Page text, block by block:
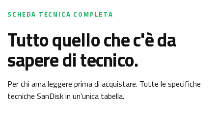
SCHEDA TECNICA COMPLETA
Tutto quello che c'è da
sapere di tecnico.
Per chi ama leggere prima di acquistare. Tutte le specifiche
tecniche SanDiskin un'unica tabella.